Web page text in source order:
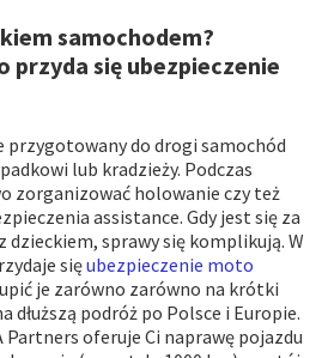
samochodem?
przyda się ubezpieczenie
przygotowany do drogi samochód
lub kradzieży. Podczas
zorganizować holowanie czy też
assistance. Gdy jest się za
dzieckiem, sprawy się komplikują. W
sięubezpieczenie moto
je zarówno zarówno na krótki
dłuższą podróż po Polsce i Europie.
Partners oferuje Ci naprawę pojazdu